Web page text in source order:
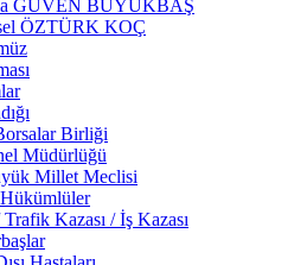
GÜVEN BÜYÜKBAŞ
ÖZTÜRK KOÇ
Birliği
Müdürlüğü
Millet Meclisi
Kazası / İş Kazası